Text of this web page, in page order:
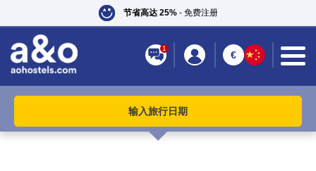
节省高达 25% - 免费注册
1
€
输入旅行日期